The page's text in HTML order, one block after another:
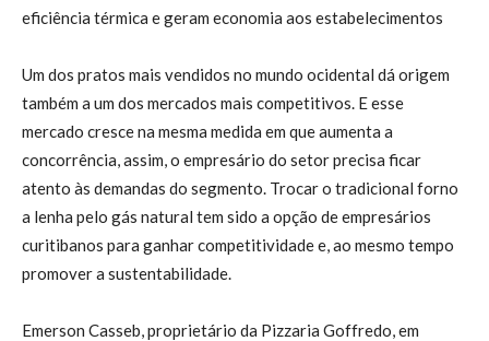
eficiência térmica e geram economia aos estabelecimentos
Um dos pratos mais vendidos no mundo ocidental dá origem
também a um dos mercados mais competitivos. E esse
mercado cresce na mesma medida em que aumenta a
concorrência, assim, o empresário do setor precisa ficar
atento às demandas do segmento. Trocar o tradicional forno
a lenha pelo gás natural tem sido a opção de empresários
curitibanos para ganhar competitividade e, ao mesmo tempo
promover a sustentabilidade.
Emerson Casseb, proprietário da Pizzaria Goffredo, em